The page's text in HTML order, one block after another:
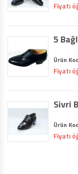
Fiyatı
Ürün
Fiyatı
Ürün
Fiyatı